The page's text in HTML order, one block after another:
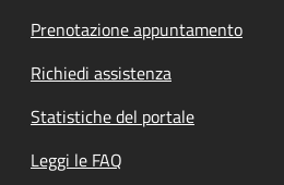
Prenotazione appuntamento
Richiedi assistenza
Statistiche del portale
Leggi le FAQ